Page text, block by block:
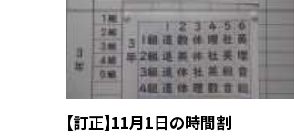
【訂正】11月1日の時間割